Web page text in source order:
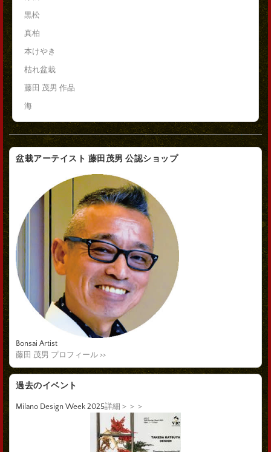
黒松
真柏
本けやき
枯れ盆栽
藤田 茂男 作品
海
盆栽アーテイスト 藤田茂男 公認ショップ
Bonsai Artist
藤田 茂男 プロフィール >>
過去のイベント
Milano Design Week 2025詳細＞＞＞